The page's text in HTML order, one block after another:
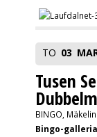
TO 03
Tusen
BINGO,
Bingo-